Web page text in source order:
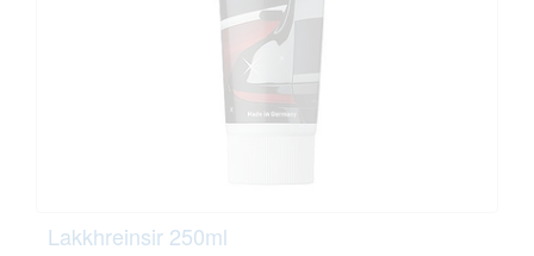
Lakkhreinsir 250ml